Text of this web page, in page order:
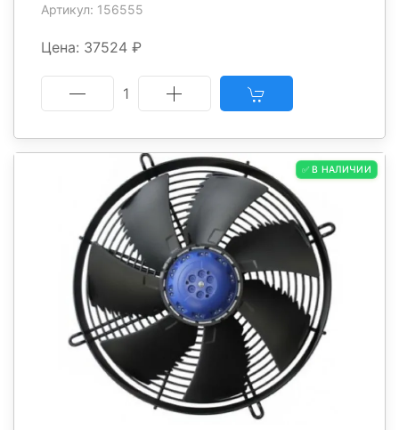
Артикул: 156555
Цена: 37524 ₽
1
✅ В НАЛИЧИИ